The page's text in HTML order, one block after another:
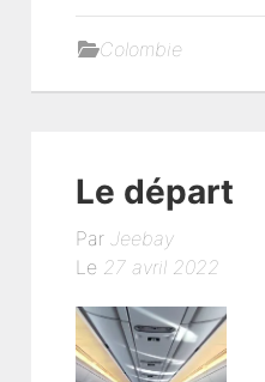
Colombie
Le départ
ParJeebay
Le 27 avril 2022